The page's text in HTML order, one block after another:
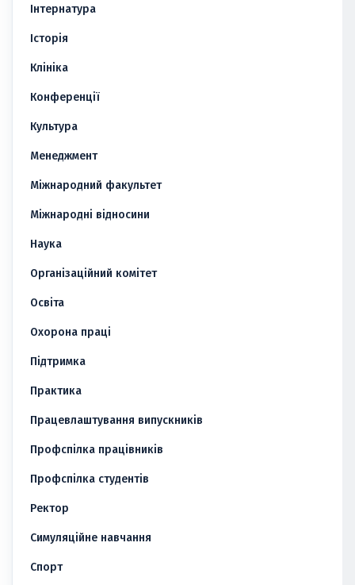
Інтернатура
Історія
Клініка
Конференції
Культура
Менеджмент
Міжнародний факультет
Міжнародні відносини
Наука
Організаційний комітет
Освіта
Охорона праці
Підтримка
Практика
Працевлаштування випускників
Профспілка працівників
Профспілка студентів
Ректор
Симуляційне навчання
Спорт